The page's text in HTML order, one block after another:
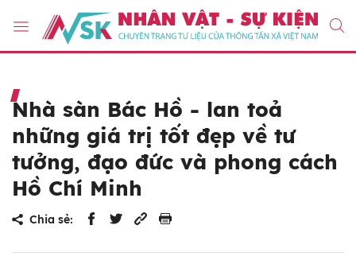
Nhà sàn Bác Hồ - lan toả
những giá trị tốt đẹp về tư
tưởng, đạo đức và phong cách
Hồ Chí Minh
Chia sẻ: